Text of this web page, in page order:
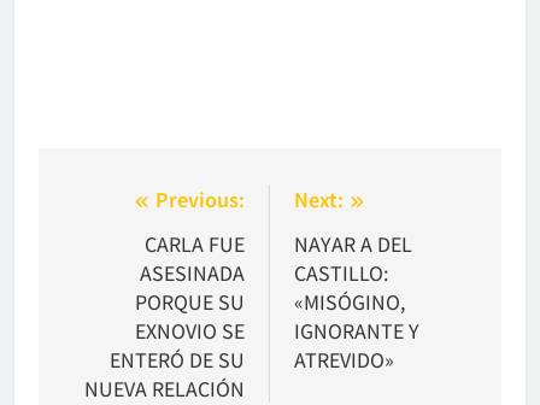
Navegación
entradas
Previous:
CARLA FUE
ASESINADA
PORQUE SU
EXNOVIO SE
ENTERÓ DE SU
NUEVA RELACIÓN
Next:
NAYAR A DEL
CASTILLO:
«MISÓGINO,
IGNORANTE Y
ATREVIDO»